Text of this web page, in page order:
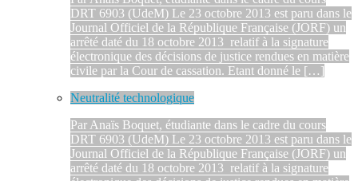
DRT 6903 (UdeM) Le 23 octobre 2013 est paru dans le
Journal Officiel de la République Française (JORF) un
arrêté daté du 18 octobre 2013 relatif à la signature
électronique des décisions de justice rendues en matière
civile par la Cour de cassation. Etant donné le […]
Neutralité technologique
Par Anaïs Boquet, étudiante dans le cadre du cours
DRT 6903 (UdeM) Le 23 octobre 2013 est paru dans le
Journal Officiel de la République Française (JORF) un
arrêté daté du 18 octobre 2013 relatif à la signature